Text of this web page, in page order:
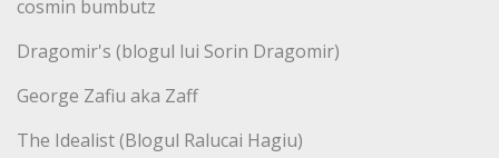
cosmin bumbutz
Dragomir's (blogul lui Sorin Dragomir)
George Zafiu aka Zaff
The Idealist (Blogul Ralucai Hagiu)